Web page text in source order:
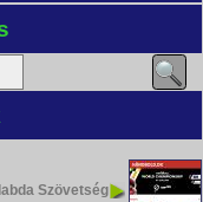
Szövetség